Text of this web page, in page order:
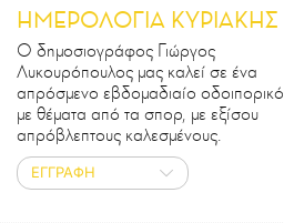
ΗΜΕΡΟΛΟΓΙΑ ΚΥΡΙΑΚΗΣ
Ο δημοσιογράφος Γιώργος
Λυκουρόπουλος μας καλεί σε ένα
απρόσμενο εβδομαδιαίο οδοιπορικό
με θέματα από τα σπορ, με εξίσου
απρόβλεπτους καλεσμένους.
ΕΓΓΡΑΦΗ